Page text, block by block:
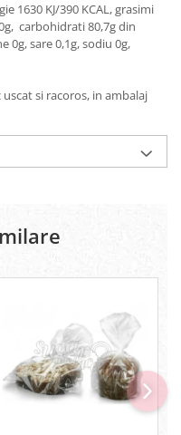
1630 KJ/390 KCAL, grasimi
carbohidrati 80,7g din
0g, sare 0,1g, sodiu 0g,
si racoros, in ambalaj